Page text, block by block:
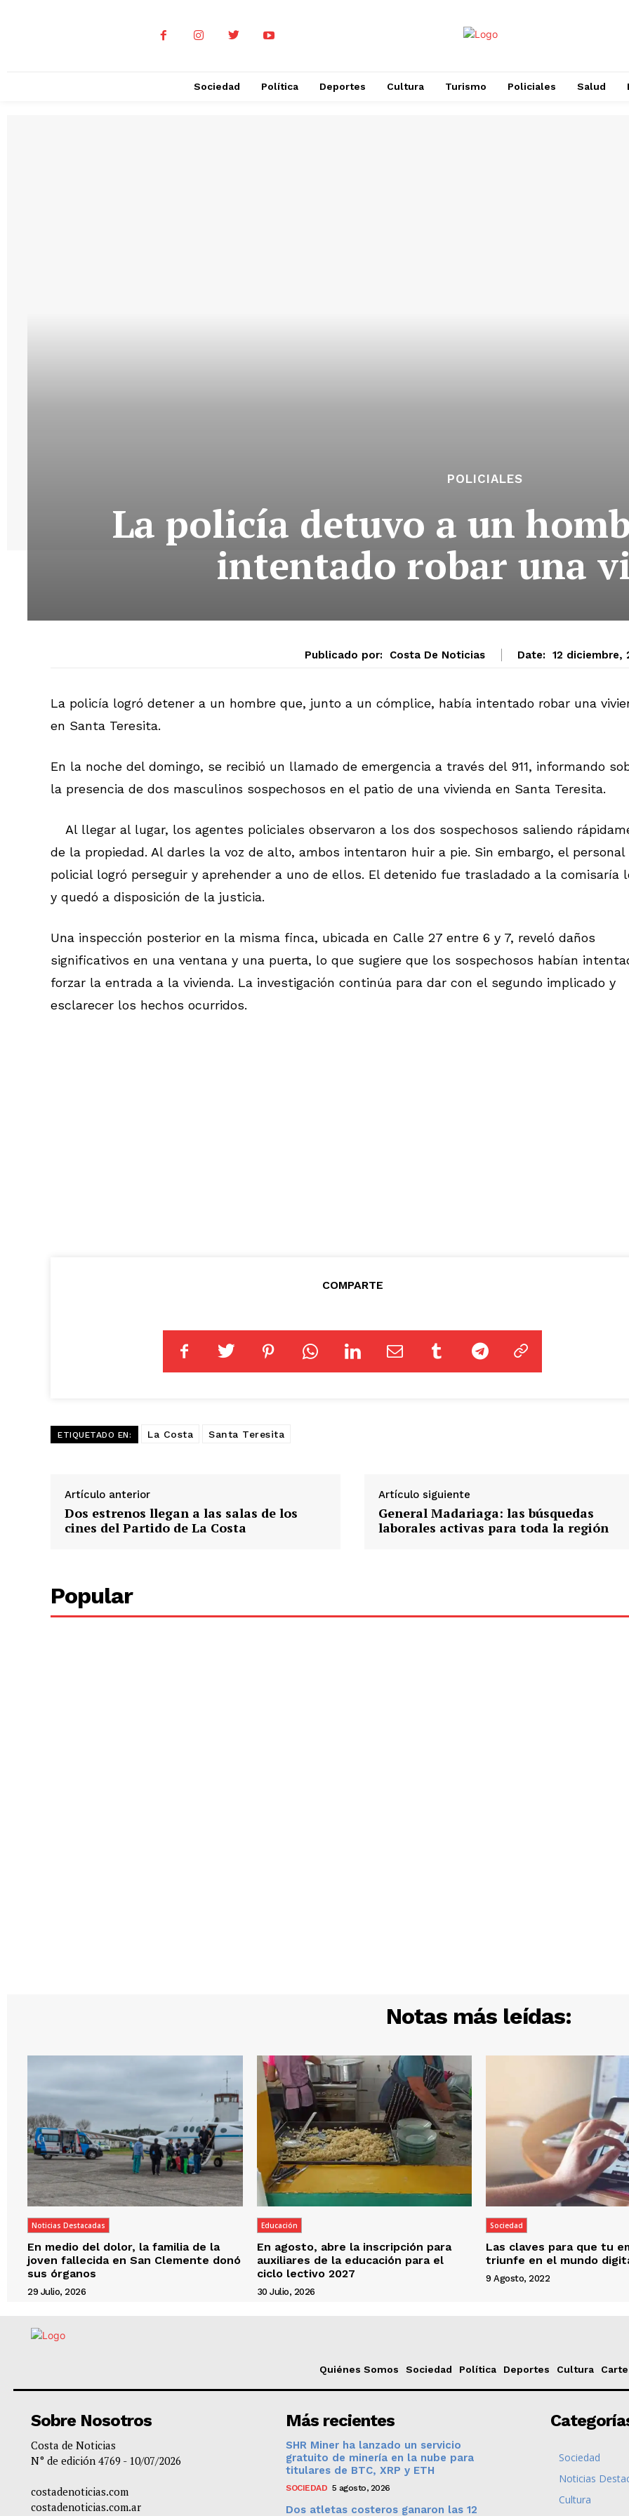
Sociedad Política Deportes Cultura Turismo Policiales Salud
POLICIALES
La policía detuvo a un
intentado robar una
Publicado por: Costa De Noticias Date: 12 diciembre,
La policía logró detener a un hombre que, junto a un cómplice, había intentado robar una
en Santa Teresita.
En la noche del domingo, se recibió un llamado de emergencia a través del 911, informando
la presencia de dos masculinos sospechosos en el patio de una vivienda en Santa Teresita.
Al llegar al lugar, los agentes policiales observaron a los dos sospechosos saliendo
de la propiedad. Al darles la voz de alto, ambos intentaron huir a pie. Sin embargo, el personal
policial logró perseguir y aprehender a uno de ellos. El detenido fue trasladado a la comisaría
y quedó a disposición de la justicia.
Una inspección posterior en la misma finca, ubicada en Calle 27 entre 6 y 7, reveló daños
significativos en una ventana y una puerta, lo que sugiere que los sospechosos habían
forzar la entrada a la vivienda. La investigación continúa para dar con el segundo implicado y
esclarecer los hechos ocurridos.
COMPARTE
ETIQUETADO EN: La Costa Santa Teresita
Artículo anterior
Dos estrenos llegan a las salas de los
cines del Partido de La Costa
Artículo siguiente
General Madariaga: las búsquedas
laborales activas para toda la región
Popular
Notas más leídas:
Noticias Destacadas
En medio del dolor, la familia de la
joven fallecida en San Clemente donó
sus órganos
29 Julio, 2026
Educación
En agosto, abre la inscripción para
auxiliares de la educación para el
ciclo lectivo 2027
30 Julio, 2026
Sociedad
Las claves para que tu
triunfe en el mundo
9 Agosto, 2022
Quiénes Somos Sociedad Política Deportes Cultura
Sobre Nosotros
Costa de Noticias
N° de edición 4769 - 10/07/2026
costadenoticias.com
costadenoticias.com.ar
Más recientes
SHR Miner ha lanzado un servicio
gratuito de minería en la nube para
titulares de BTC, XRP y ETH
SOCIEDAD 5 agosto, 2026
Dos atletas costeros ganaron las 12
Sociedad
Noticias
Cultura